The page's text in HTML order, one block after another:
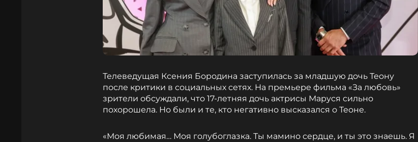
Телеведущая Ксения Бородина заступилась за младшую дочь Теону
после критики в социальных сетях. На премьере фильма «За любовь»
зрители обсуждали, что 17-летняя дочь актрисы Маруся сильно
похорошела. Но были и те, кто негативно высказался о Теоне.
«Моя любимая… Моя голубоглазка. Ты мамино сердце, и ты это знаешь. Я